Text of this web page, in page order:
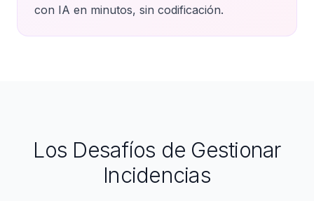
con IA en minutos, sin codificación.
Los Desafíos de Gestionar
Incidencias